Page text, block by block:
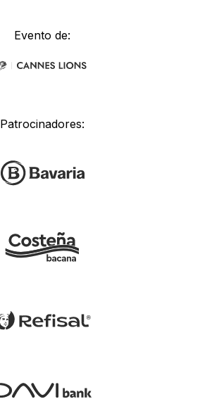
Evento de:
Patrocinadores: